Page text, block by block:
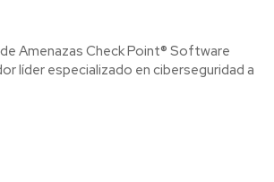
Amenazas Check Point® Software
líder especializado en ciberseguridad a